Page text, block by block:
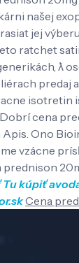
našej
jej
ratchet
ƛ
predaj
isotretin
cena
Ono
vzácne
kúpiť
Cena